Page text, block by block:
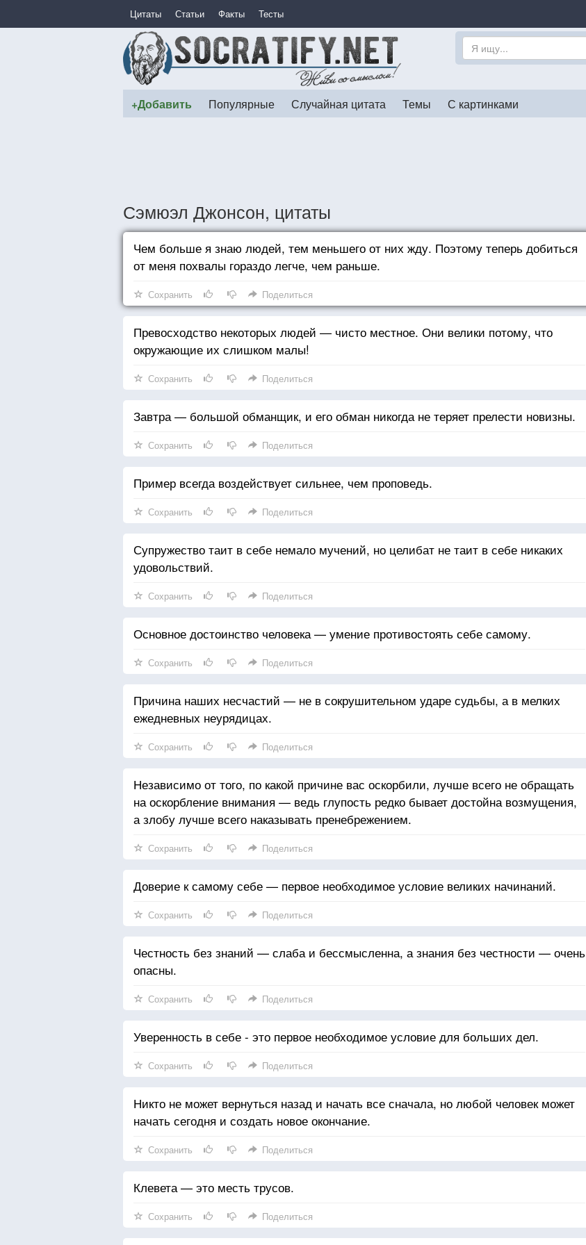
Цитаты Статьи Факты Тесты
+Добавить Популярные Случайная цитата Темы С картинками
Сэмюэл Джонсон, цитаты
Чем больше я знаю людей, тем меньшего от них жду. Поэтому теперь добиться
от меня похвалы гораздо легче, чем раньше.
Сохранить Поделиться
Превосходство некоторых людей — чисто местное. Они велики потому, что
окружающие их слишком малы!
Сохранить Поделиться
Завтра — большой обманщик, и его обман никогда не теряет прелести новизны.
Сохранить Поделиться
Пример всегда воздействует сильнее, чем проповедь.
Сохранить Поделиться
Супружество таит в себе немало мучений, но целибат не таит в себе никаких
удовольствий.
Сохранить Поделиться
Основное достоинство человека — умение противостоять себе самому.
Сохранить Поделиться
Причина наших несчастий — не в сокрушительном ударе судьбы, а в мелких
ежедневных неурядицах.
Сохранить Поделиться
Независимо от того, по какой причине вас оскорбили, лучше всего не обращать
на оскорбление внимания — ведь глупость редко бывает достойна возмущения,
а злобу лучше всего наказывать пренебрежением.
Сохранить Поделиться
Доверие к самому себе — первое необходимое условие великих начинаний.
Сохранить Поделиться
Честность без знаний — слаба и бессмысленна, а знания без честности — очень
опасны.
Сохранить Поделиться
Уверенность в себе - это первое необходимое условие для больших дел.
Сохранить Поделиться
Никто не может вернуться назад и начать все сначала, но любой человек может
начать сегодня и создать новое окончание.
Сохранить Поделиться
Клевета — это месть трусов.
Сохранить Поделиться